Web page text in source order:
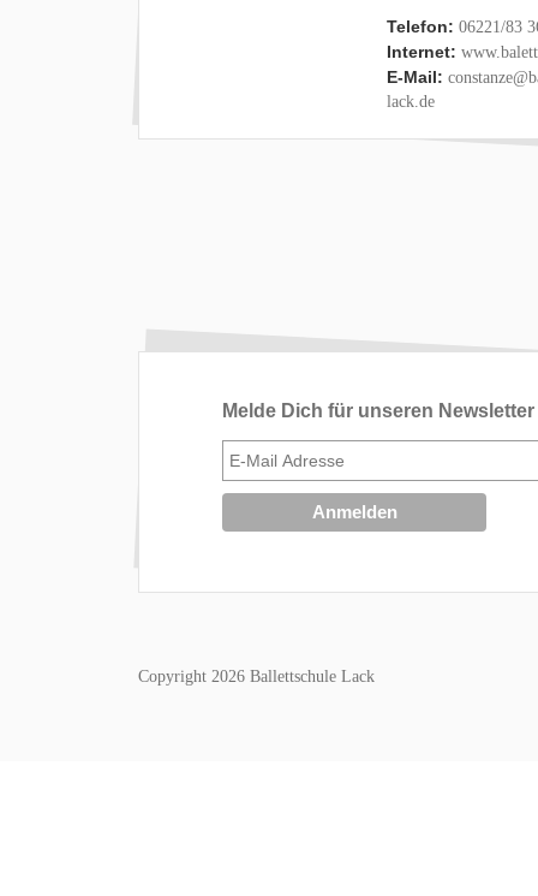
Telefon: 06221/83
Internet:
E-Mail:
lack.de
Melde Dich für unseren
Copyright 2026 Ballettschule Lack